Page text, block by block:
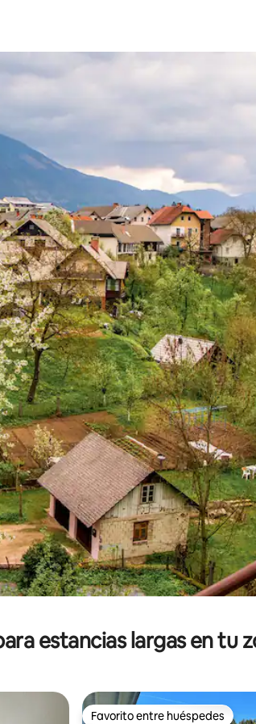
de las flechas hacia arriba y hacia abajo, o
estancias largas en tu
Favorito entre huéspedes